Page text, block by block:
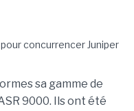
sa gamme de
9000. Ils ont été